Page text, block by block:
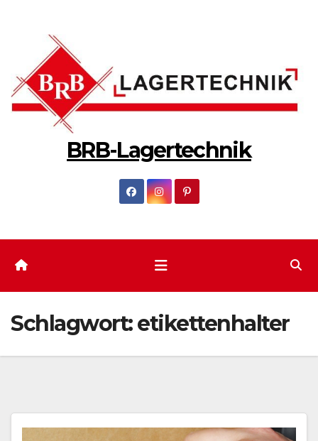
BRB-Lagertechnik
Schlagwort:etikettenhalter